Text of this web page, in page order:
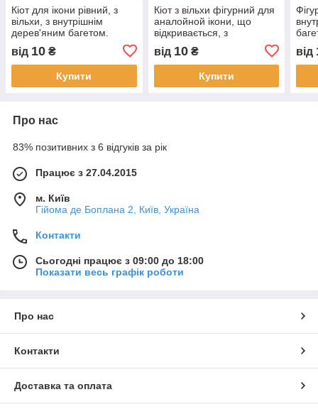
Кіот для ікони рівний, з
вільхи, з внутрішнім
дерев'яним багетом.
від 10 ₴
Купити
Кіот з вільхи фігурний для
аналойной ікони, що
відкривається, з
дерев'яною рамою.
від 10₴
Купити
від
Про нас
83% позитивних з 6 відгуків за рік
Працює з 27.04.2015
м. Київ
Гійома де Боплана 2, Київ, Україна
Контакти
Сьогодні працює з 09:00 до 18:00
Показати весь графік роботи
Про нас
Контакти
Доставка та оплата